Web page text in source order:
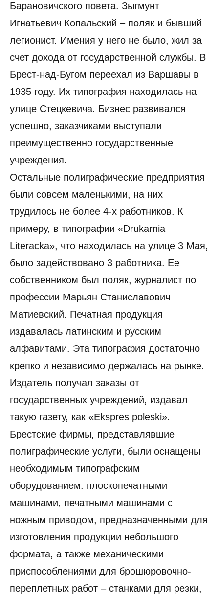
Барановичского повета. Зыгмунт
Игнатьевич Копальский – поляк и бывший
легионист. Имения у него не было, жил за
счет дохода от государственной службы. В
Брест-над-Бугом переехал из Варшавы в
1935 году. Их типография находилась на
улице Стецкевича. Бизнес развивался
успешно, заказчиками выступали
преимущественно государственные
учреждения.
Остальные полиграфические предприятия
были совсем маленькими, на них
трудилось не более 4-х работников. К
примеру, в типографии «Drukarnia
Literacka», что находилась на улице 3 Мая,
было задействовано 3 работника. Ее
собственником был поляк, журналист по
профессии Марьян Станиславович
Матиевский. Печатная продукция
издавалась латинским и русским
алфавитами. Эта типография достаточно
крепко и независимо держалась на рынке.
Издатель получал заказы от
государственных учреждений, издавал
такую газету, как «Ekspres poleski».
Брестские фирмы, представлявшие
полиграфические услуги, были оснащены
необходимым типографским
оборудованием: плоскопечатными
машинами, печатными машинами с
ножным приводом, предназначенными для
изготовления продукции небольшого
формата, а также механическими
приспособлениями для брошюровочно-
переплетных работ – станками для резки,